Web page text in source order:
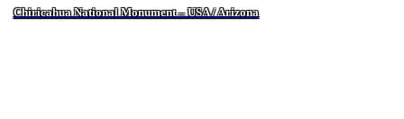
Chiricahua National Monument – USA / Arizona